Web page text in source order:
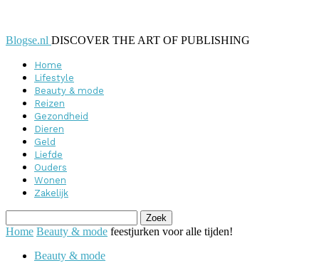
Blogse.nl DISCOVER THE ART OF PUBLISHING
Home
Lifestyle
Beauty & mode
Reizen
Gezondheid
Dieren
Geld
Liefde
Ouders
Wonen
Zakelijk
Home Beauty & mode feestjurken voor alle tijden!
Beauty & mode